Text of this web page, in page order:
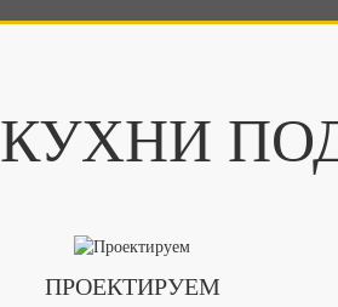
КУХНИ
ПРОЕКТИРУЕМ